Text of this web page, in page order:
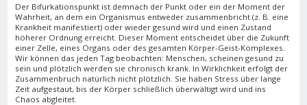
Der Bifurkationspunkt ist demnach der Punkt oder ein der Moment der
Wahrheit, an dem ein Organismus entweder zusammenbricht (z. B. eine
Krankheit manifestiert) oder wieder gesund wird und einen Zustand
höherer Ordnung erreicht. Dieser Moment entscheidet über die Zukunft
einer Zelle, eines Organs oder des gesamten Körper-Geist-Komplexes.
Wir können das jeden Tag beobachten: Menschen, scheinen gesund zu
sein und plötzlich werden sie chronisch krank. In Wirklichkeit erfolgt der
Zusammenbruch natürlich nicht plötzlich. Sie haben Stress über lange
Zeit aufgestaut, bis der Körper schließlich überwältigt wird und ins
Chaos abgleitet.